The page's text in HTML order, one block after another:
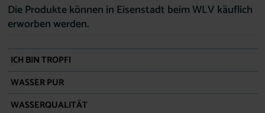
Die Produkte können in Eisenstadt beim WLV käuflich
erworben werden.
ICH BIN TROPFI
WASSER PUR
WASSERQUALITÄT